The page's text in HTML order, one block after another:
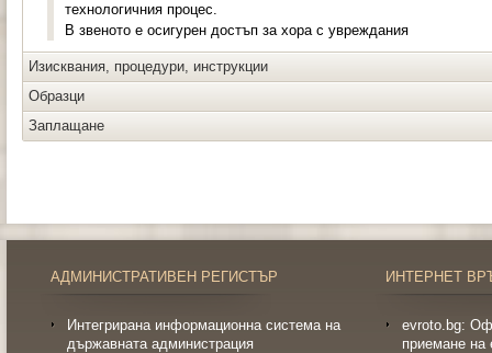
технологичния процес.
В звеното е осигурен достъп за хора с увреждания
Изисквания, процедури, инструкции
Образци
Заплащане
АДМИНИСТРАТИВЕН РЕГИСТЪР
Интегрирана информационна система на
държавната администрация
ИНТЕРНЕТ
evroto.bg:
приемане на